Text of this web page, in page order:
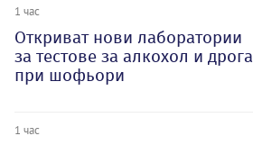
1 час
Откриват нови лаборатории
за тестове за алкохол и дрога
при шофьори
1 час